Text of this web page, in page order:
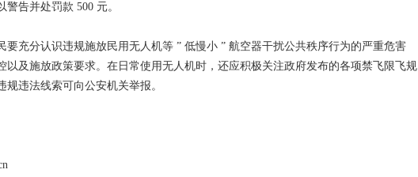
告并处罚款 500 元。
充分认识违规施放民用无人机等 ” 低慢小 ” 航空器干扰公共秩序行为的严重危害
以及施放政策要求。在日常使用无人机时，还应积极关注政府发布的各项禁飞限飞规
规违法线索可向公安机关举报。